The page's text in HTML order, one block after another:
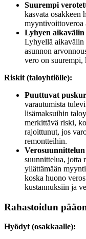
Suurempi
kasvata osakkeen
myyntivoittoveroa
Lyhyen
Lyhyellä aikavälin
asunnon
vero on suurempi,
Riskit (taloyhtiölle):
Puuttuvat
varautumista
lisämaksuihin
merkittävä riski,
rajoittunut, jos
remontteihin.
Verosuunnittelun
suunnittelua, jotta
yllättämään
koska huono
kustannuksiin ja
Rahastoidun
Hyödyt (osakkaalle):